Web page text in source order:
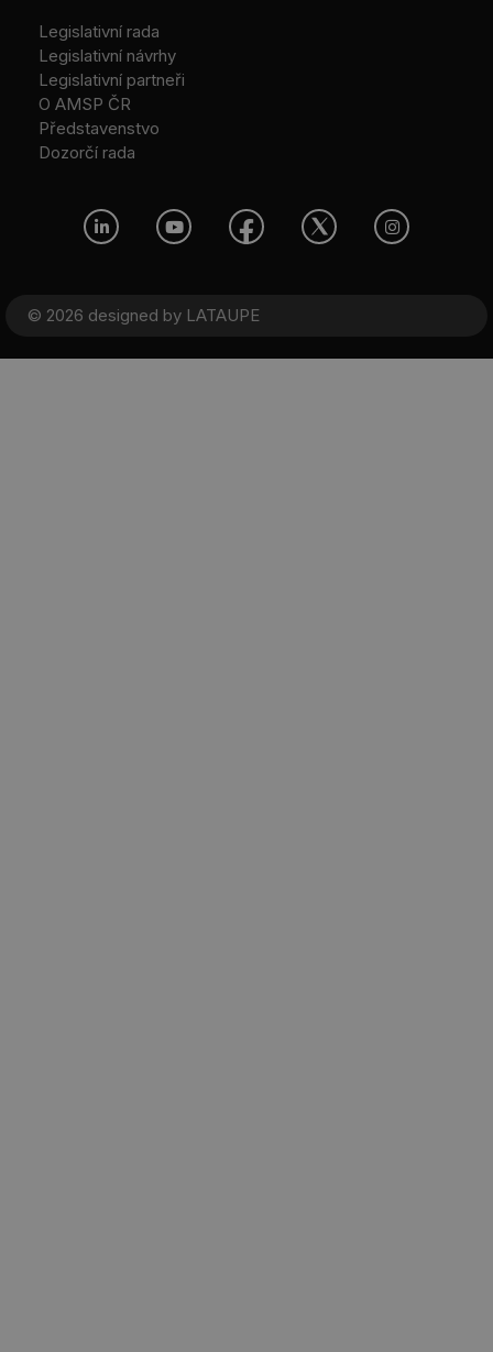
Legislativní rada
Legislativní návrhy
Legislativní partneři
O AMSP ČR
Představenstvo
Dozorčí rada
© 2026 designed by LATAUPE